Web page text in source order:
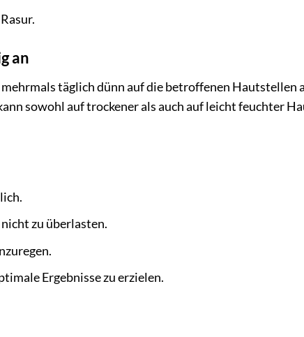
an
täglich dünn auf die betroffenen Hautstellen
sowohl auf trockener als auch auf leicht feuchter
zu überlasten.
Ergebnisse zu erzielen.